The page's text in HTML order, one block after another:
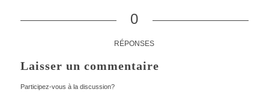
0
RÉPONSES
Laisser un commentaire
Participez-vous à la discussion?